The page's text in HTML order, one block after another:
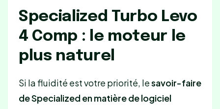
Specialized Turbo Levo
4 Comp : le moteur le
plus naturel
Si la fluidité est votre priorité, lesavoir-faire
de Specialized en matière de logiciel